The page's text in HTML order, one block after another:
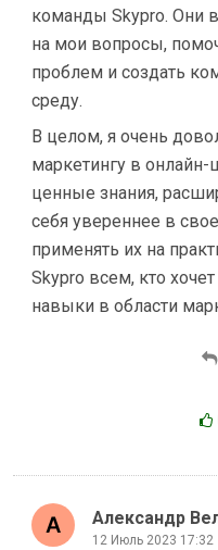
команды Skypro. Они
на мои вопросы,
проблем и создать
среду.
В целом, я очень
маркетингу в
ценные знания,
себя увереннее в
применять их на
Skypro всем, кто
навыки в области
Александр
12 Июль 2023 17:32